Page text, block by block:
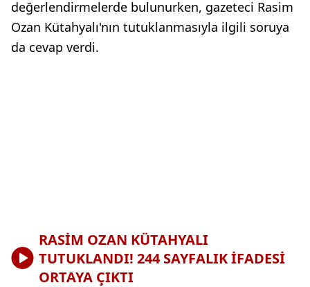
değerlendirmelerde bulunurken, gazeteci Rasim
Ozan Kütahyalı'nın tutuklanmasıyla ilgili soruya
da cevap verdi.
RASİM OZAN KÜTAHYALI
TUTUKLANDI! 244 SAYFALIK İFADESİ
ORTAYA ÇIKTI